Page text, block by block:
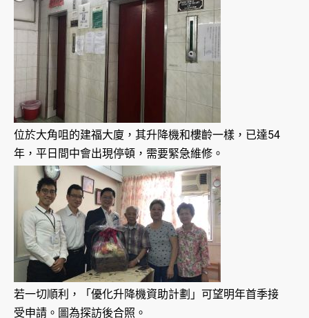
位於大角咀的建福大廈，其升降機和樓齡一樣，已達54
年，平日間中會出現停頓，需要緊急維修。
若一切順利，「優化升降機資助計劃」可望明年首季接
受申請。圖為探訪後合照。